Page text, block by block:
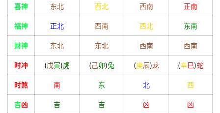
喜神 东北 西北 西南 正南
福神 正北 西南 西北 东南
财神 东北 东北 西南 西南
时冲 (戊寅)虎 (己卯)兔 (庚辰)龙 (辛巳)蛇
时煞 南 东 北 西
吉凶 吉 吉 凶 凶